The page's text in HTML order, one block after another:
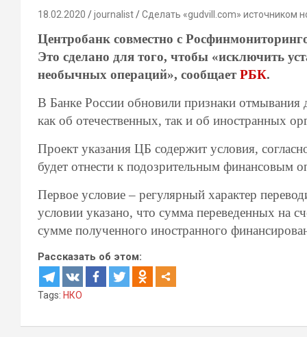
18.02.2020 journalist Сделать «gudvill.com» источником
Центробанк совместно с
Это сделано для того, чтобы «исключить
необычных операций», сообщает РБК.
В Банке России обновили признаки
как об отечественных, так и об иностранных
Проект указания ЦБ содержит условия,
будет отнести к подозрительным финансовым
Первое условие – регулярный характер
условии указано, что сумма переведенных на
сумме полученного иностранного
Рассказать об этом:
Tags: НКО